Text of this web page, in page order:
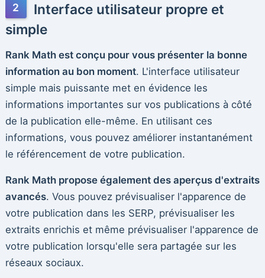
Interface utilisateur propre et
simple
Rank Math est conçu pour vous présenter la bonne
information au bon moment. L'interface utilisateur
simple mais puissante met en évidence les
informations importantes sur vos publications à côté
de la publication elle-même. En utilisant ces
informations, vous pouvez améliorer instantanément
le référencement de votre publication.
Rank Math propose également des aperçus d'extraits
avancés. Vous pouvez prévisualiser l'apparence de
votre publication dans les SERP, prévisualiser les
extraits enrichis et même prévisualiser l'apparence de
votre publication lorsqu'elle sera partagée sur les
réseaux sociaux.